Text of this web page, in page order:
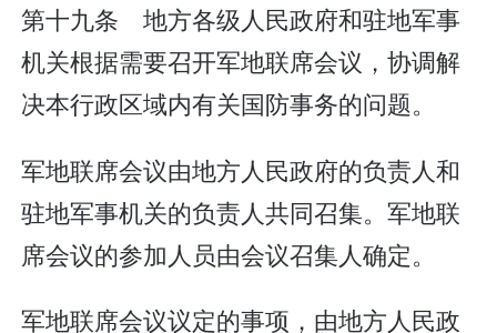
第十九条 地方各级人民政府和驻地军事
机关根据需要召开军地联席会议，协调解
决本行政区域内有关国防事务的问题。
军地联席会议由地方人民政府的负责人和
驻地军事机关的负责人共同召集。军地联
席会议的参加人员由会议召集人确定。
军地联席会议议定的事项，由地方人民政